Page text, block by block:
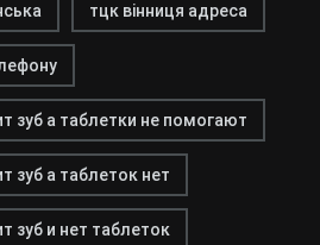
тцк вінниця адреса
зуб а таблетки не помогают
зуб а таблеток нет
зуб и нет таблеток